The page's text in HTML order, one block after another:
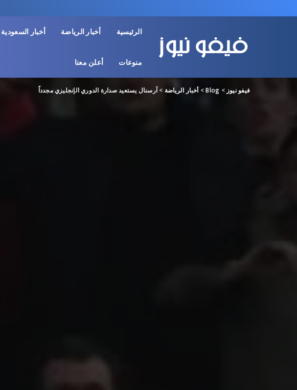
الرئيسية أخبار الرياضة أخبار السعودية
منوعات أعلن معنا
فيفو نيوز >
Blog
>أخبار الرياضة >آرسنال يستعيد صدارة الدوري الإنجليزي مجدداً